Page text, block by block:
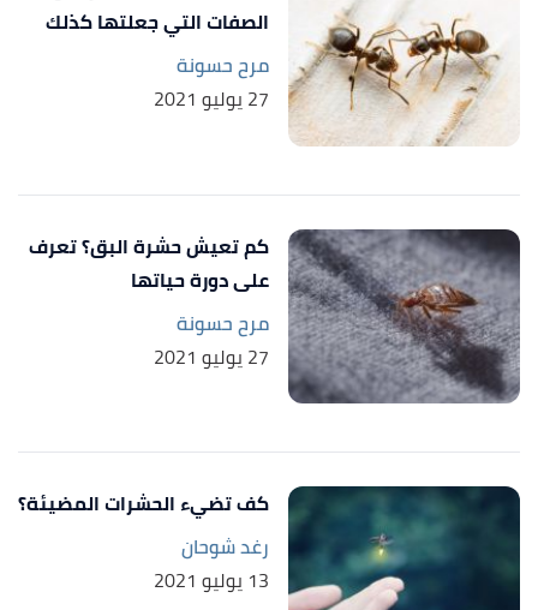
13/02/2021. Edited.
↑
"what insects eat fleas ?"
,insectop, Retrieved
13/02/2021. Edited.
Edited.
↑
"fleas life cycle "
,petshed, Retrieved 13/02/2021.
Edited.
↑
"flea breeding conditions "
,petshed, Retrieved
13/02/2021. Edited.
Edited.
الصفات التي جعلتها كذلك
مرح حسونة
27 يوليو 2021
كم تعيش حشرة البق؟ تعرف
على دورة حياتها
مرح حسونة
27 يوليو 2021
كف تضيء الحشرات المضيئة؟
رغد شوحان
13 يوليو 2021